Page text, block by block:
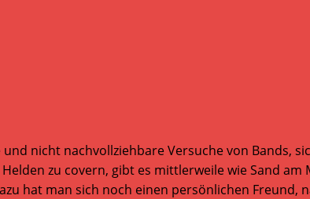
nicht nachvollziehbare Versuche von Bands,
zu covern, gibt es mittlerweile wie Sand am
hat man sich noch einen persönlichen Freund,